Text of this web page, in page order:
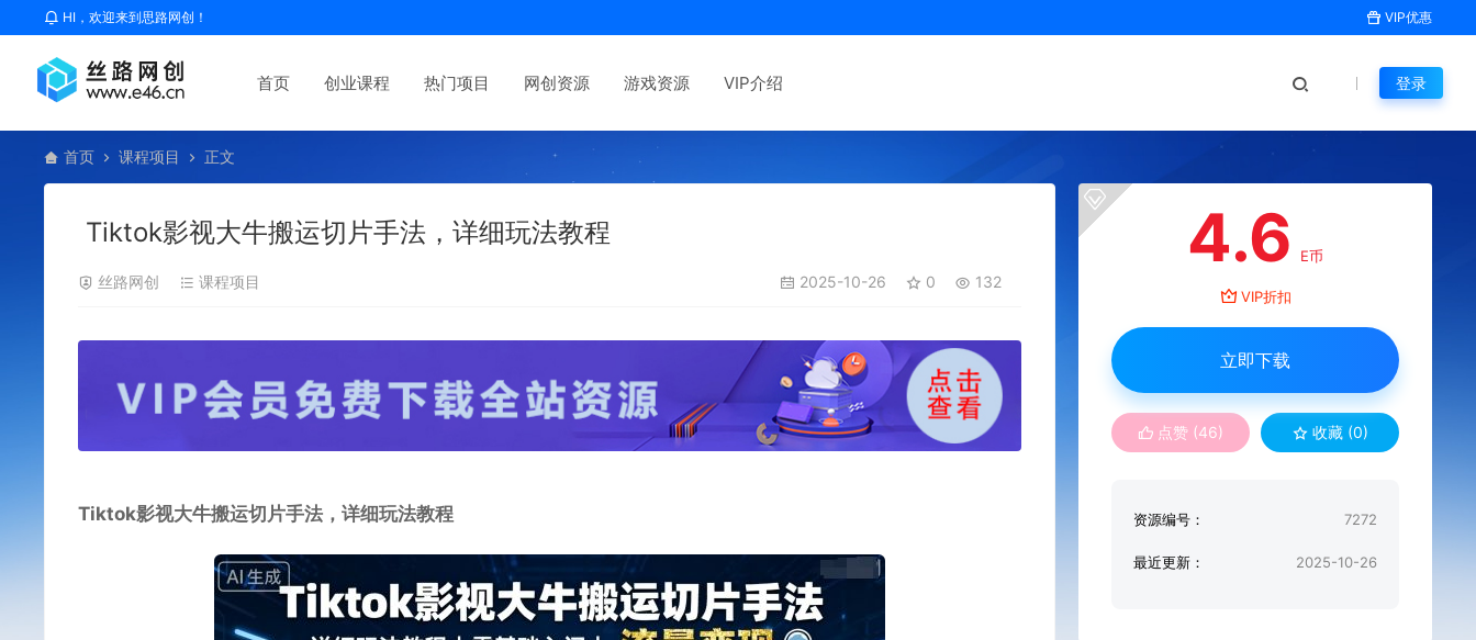
HI，欢迎来到思路网创！ VIP优惠
首页 创业课程 热门项目 网创资源 游戏资源 VIP介绍 登录
首页 课程项目 正文
Tiktok影视大牛搬运切片手法，详细玩法教程
丝路网创 课程项目 2025-10-26 0 132
Tiktok影视大牛搬运切片手法，详细玩法教程
4.6 E币
VIP折扣
立即下载
点赞 (46) 收藏 (0)
资源编号： 7272
最近更新： 2025-10-26